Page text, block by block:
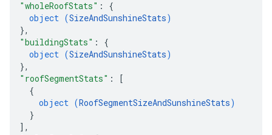
"wholeRoofStats" : {
object (SizeAndSunshineStats)
},
"buildingStats" : {
object (SizeAndSunshineStats)
},
"roofSegmentStats" :
[
{
object (RoofSegmentSizeAndSunshineStats)
}
] ,